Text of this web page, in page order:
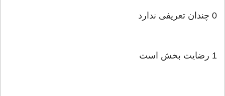
0 چندان‌ تعریفی‌ ندارد
1 رضایت‌ بخش‌ است‌